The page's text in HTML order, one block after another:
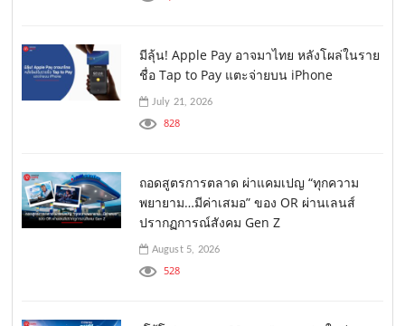
มีลุ้น! Apple Pay อาจมาไทย หลังโผล่ในราย
ชื่อ Tap to Pay แตะจ่ายบน iPhone
July 21, 2026
828
ถอดสูตรการตลาด ผ่าแคมเปญ “ทุกความ
พยายาม…มีค่าเสมอ” ของ OR ผ่านเลนส์
ปรากฏการณ์สังคม Gen Z
August 5, 2026
528